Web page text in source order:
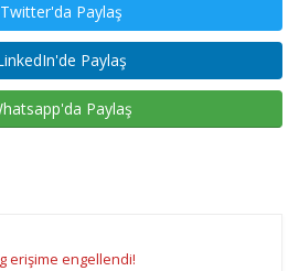
Twitter'da Paylaş
Paylaş
Paylaş
erişime engellendi!